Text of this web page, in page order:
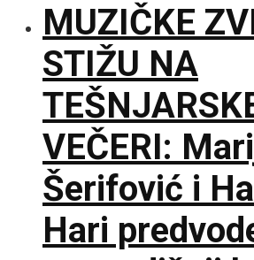
MUZIČKE
STIŽU NA
VEČERI:
Šerifović i
Hari